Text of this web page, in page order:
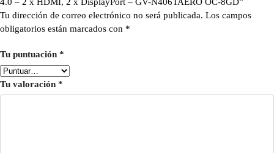
Tu dirección de correo electrónico no será publicada. Los campos
obligatorios están marcados con *
Tu puntuación *
Tu valoración *